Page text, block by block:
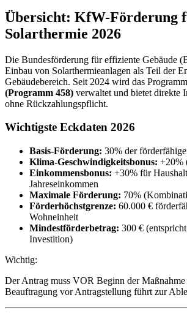
Übersicht: KfW-Förderung
Solarthermie 2026
Die Bundesförderung für effiziente Gebäude
Einbau von Solarthermieanlagen als Teil der
Gebäudebereich. Seit 2024 wird das
(Programm 458) verwaltet und bietet direkte
ohne Rückzahlungspflicht.
Wichtigste Eckdaten 2026
Basis-Förderung: 30% der
Klima-Geschwindigkeitsbonus: +20%
Einkommensbonus: +30% für
Jahreseinkommen
Maximale Förderung: 70%
Förderhöchstgrenze: 60.000 €
Wohneinheit
Mindestförderbetrag: 300 €
Investition)
Wichtig:
Der Antrag muss VOR Beginn der
Beauftragung vor Antragstellung führt zur